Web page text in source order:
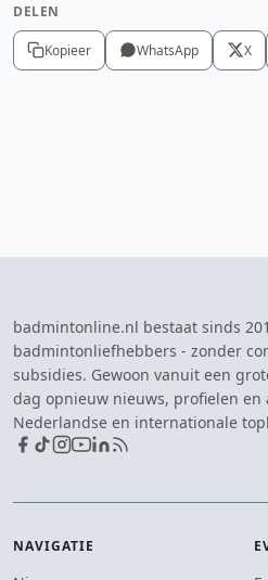
DELEN
Kopieer WhatsApp X
badmintonline.nl bestaat sinds
badmintonliefhebbers - zonder
subsidies. Gewoon vanuit een
dag opnieuw nieuws, profielen
Nederlandse en internationale
NAVIGATIE